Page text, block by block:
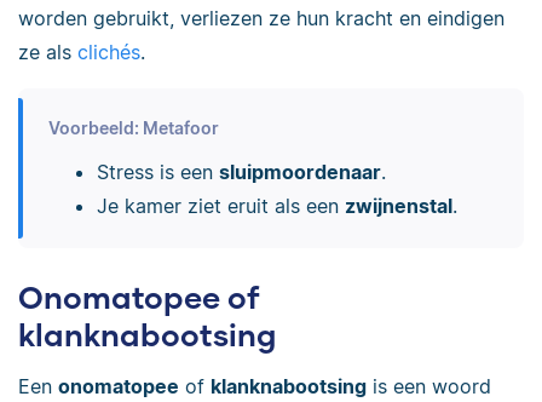
worden gebruikt, verliezen ze hun kracht en eindigen
ze als clichés.
Voorbeeld: Metafoor
Stress is een sluipmoordenaar.
Je kamer ziet eruit als een zwijnenstal.
Onomatopee of
klanknabootsing
Een onomatopee of klanknabootsing is een woord